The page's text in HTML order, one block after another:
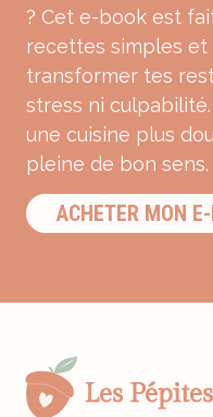
? Cet e-book est
recettes simples et
transformer tes
stress ni
une cuisine plus
pleine de bon sens.
ACHETER MON